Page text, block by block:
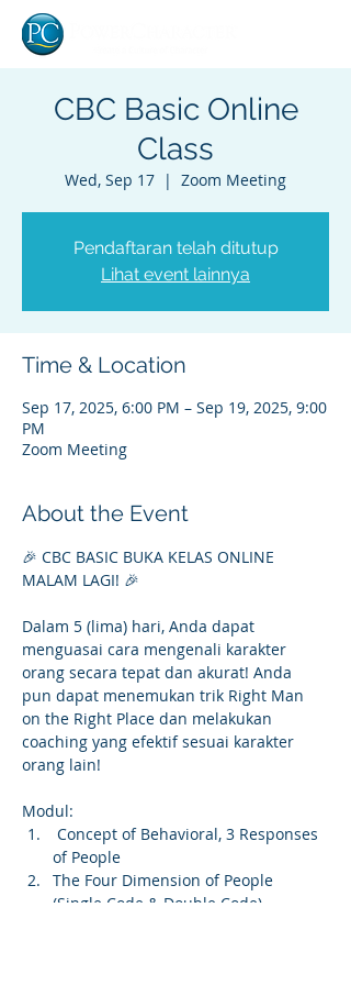
CBC Basic Online
Class
Wed, Sep 17
  |
Zoom Meeting
Pendaftaran telah ditutup
Lihat event lainnya
Time & Location
Sep 17, 2025, 6:00 PM – Sep 19, 2025, 9:00
PM
Zoom Meeting
About the Event
🎉 CBC BASIC BUKA KELAS ONLINE
MALAM LAGI! 🎉
Dalam 5 (lima) hari, Anda dapat
menguasai cara mengenali karakter
orang secara tepat dan akurat! Anda
pun dapat menemukan trik Right Man
on the Right Place dan melakukan
coaching yang efektif sesuai karakter
orang lain!
Modul:
of People
The Four Dimension of People
(Single Code & Double Code) -